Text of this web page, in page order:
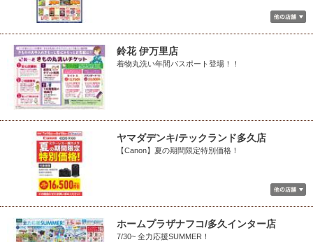
鈴花 伊万里店
着物丸洗い年間パスポート登場！！
ヤマダデンキ/テックランド多久店
【Canon】夏の期間限定特別価格！
ホームプラザナフコ/多久インター店
7/30~ 全力応援SUMMER！